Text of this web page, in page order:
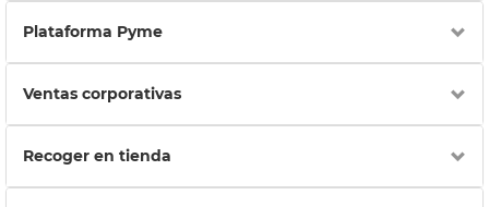
Plataforma Pyme
Ventas corporativas
Recoger en tienda